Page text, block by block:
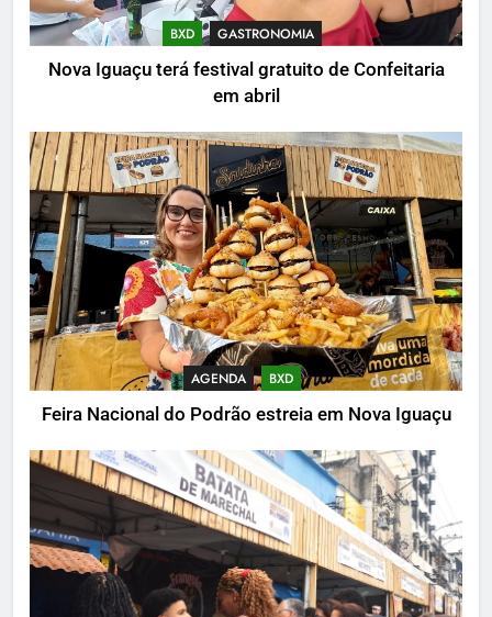
BXD GASTRONOMIA
Nova Iguaçu terá festival gratuito de Confeitaria
em abril
AGENDA BXD
Feira Nacional do Podrão estreia em Nova Iguaçu